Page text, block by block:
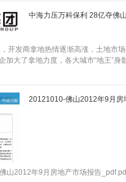
房价格攀上1万2 黄金大道号称
、富景花园、山水凯旋花园、江帆花
手房均价约4800-5600元/㎡。 目前
话咨询得知，该盘最近已把售价上调
周边都没有货卖啦”。 从地图上看
洋房均价约10000-12000元/㎡，且
江古镇、创新应用的智造小城 白坭
灶镇接壤，拥有15公里西江黄金水道
贝丘遗址证明，4000多年前白坭镇就
地方。 白坭镇未来五年发展规划提
就要挖掘、保护和传承白坭传统的历
雁鹅沙等片区进行资源整合以及改造
，白坭镇也将抓紧珠三角制造业转型
回顾】倒叙阅读 15:21 两分钟
山，产品包括90㎡2+1房小户型以及
元/平米。如果以雅居乐·曼克顿山的
山市住建局数据显示，7月份佛山一
今楼面地价被刷新到8753元/平米，
”涨得快，开发商岂不是要亏了？激
城市来讲真的很便宜，而且佛山一万
广佛正在同城化，相连的区域，万科
在的售价，对于8753元/平的地价佛
“万科做商业地产是为了更好地做住
业发展模式，事实上万科也已在尝试
，甚至包括万科社区电子商务的构思
拿一宗商业地来“试水”，而是对商业
商业地四的竞拍现场，万科举牌相当
。该宗地挂牌价5亿，正式开拍前已
终的成交价为12亿，身价足足翻了
日现场的土拍情况如同业内所预料的
频调高竞价阶梯，因而举牌频率较慢
为88号的万科从容夺得。而万科随后
一向主张“不囤地”的万科而言，今日
分析师黎文江表示，对于以住宅产品
地，是万科在广州商业发展非常重要
变改变策略，坚持以住宅为主，加插
增加分红均有积极作用。本次夺得荔
最高、面积最大的地块，吸引了万科
，佛山顺德雅居乐房地产有限公司将
雅居乐便经过12轮竞拍，以5.7647
亿拿地首入北滘】 雅居乐是最早
凭借南海盐步的“雅居乐雍景豪园”
伐较为平稳，以平均每年一个新项
、雅居乐佰利郡、雅居乐都荟天地等
在佛山的第13个项目。 占地
北、天宁路以西，占地93353.26平米
高于25%，土地用途为城镇住宅兼容
，商服用地40年。 北滘楼市前景
新规划中，北滘陈村组团作为独立版
伸至北滘，广佛环线佛山西站至广州
几年内北滘陈村将至少拥有两个轨道
中海力压万科保利 28亿夺佛
开发商拿地热情逐渐高涨，土地市
加大了拿地力度，各大城市“地王”身
年佛山土地拍卖市场总价和楼面单价
者不完全统计，截至目前，多家中
元，其中招商地产拿地157亿元，拿
拿地金额就超过150亿元；中海地产
41轮竞价拿佛山“地王” 昨日，佛山出
、招商等房企大鳄争相竞逐。 佛山市
山南海桂城街道A18街区地段，占地
为城镇住宅用地兼容批发零售、住宿
20121010-佛山2012年9月房
山2012年9月房地产市场报告